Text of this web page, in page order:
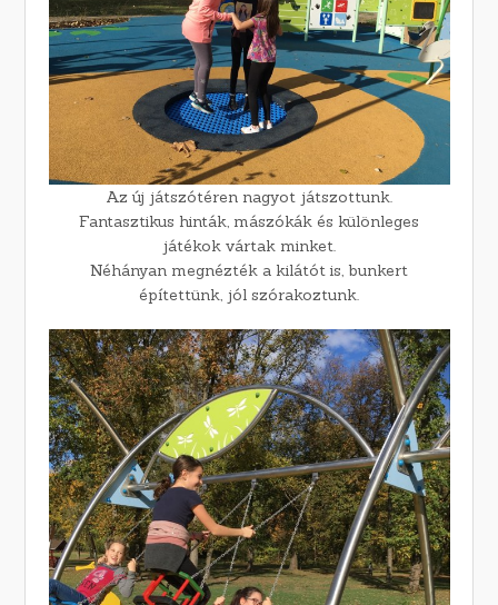
Az új játszótéren nagyot játszottunk.
Fantasztikus hinták, mászókák és különleges
játékok vártak minket.
Néhányan megnézték a kilátót is, bunkert
építettünk, jól szórakoztunk.